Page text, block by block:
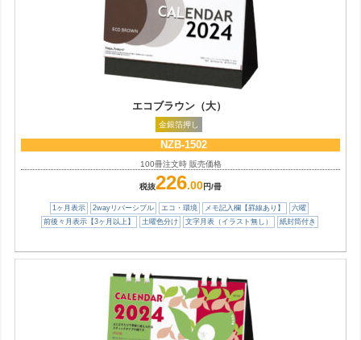
エコブラウン（大）
金銀箔押し
NZB-1502
100冊注文時 販売価格
税抜226.00円/冊
1ヶ月表示 2wayリバーシブル エコ・環境 メモ記入欄【罫線あり】
六曜
前後々月表示【3ヶ月以上】
土曜色分け 文字月表（イラスト無し） 紙封筒付き